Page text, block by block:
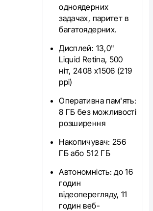
одноядерних
задачах, паритет в
багатоядерних.
Дисплей: 13,0"
Liquid Retina, 500
ніт, 2408 х1506 (219
ppi)
Оперативна пам'ять:
8 ГБ без можливості
розширення
Накопичувач: 256
ГБ або 512 ГБ
Автономність: до 16
годин
відеоперегляду, 11
годин веб-